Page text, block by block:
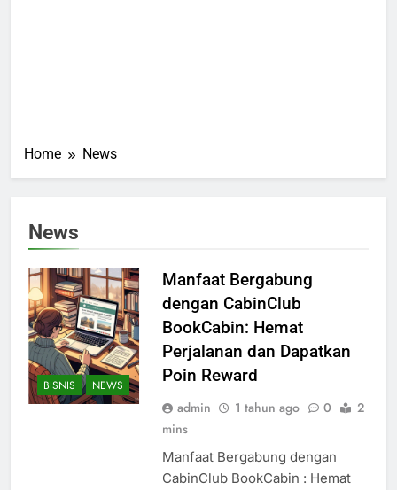
Home News
News
BISNIS NEWS
Manfaat Bergabung
dengan CabinClub
BookCabin: Hemat
Perjalanan dan Dapatkan
Poin Reward
admin 1 tahun ago 0
2
mins
Manfaat Bergabung dengan
CabinClub BookCabin : Hemat